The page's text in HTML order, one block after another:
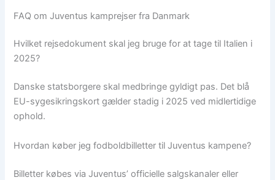
FAQ om Juventus kamprejser fra Danmark
Hvilket rejsedokument skal jeg bruge for at tage til Italien i
2025?
Danske statsborgere skal medbringe gyldigt pas. Det blå
EU-sygesikringskort gælder stadig i 2025 ved midlertidige
ophold.
Hvordan køber jeg fodboldbilletter til Juventus kampene?
Billetter købes via Juventus’ officielle salgskanaler eller